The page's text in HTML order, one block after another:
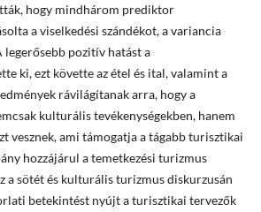
hogy mindhárom prediktor
a viselkedési szándékot, a variancia
legerősebb pozitív hatást a
ki, ezt követte az étel és ital, valamint a
rávilágítanak arra, hogy a
kulturális tevékenységekben, hanem
vesznek, ami támogatja a tágabb turisztikai
hozzájárul a temetkezési turizmus
a sötét és kulturális turizmus diskurzusán
betekintést nyújt a turisztikai tervezők